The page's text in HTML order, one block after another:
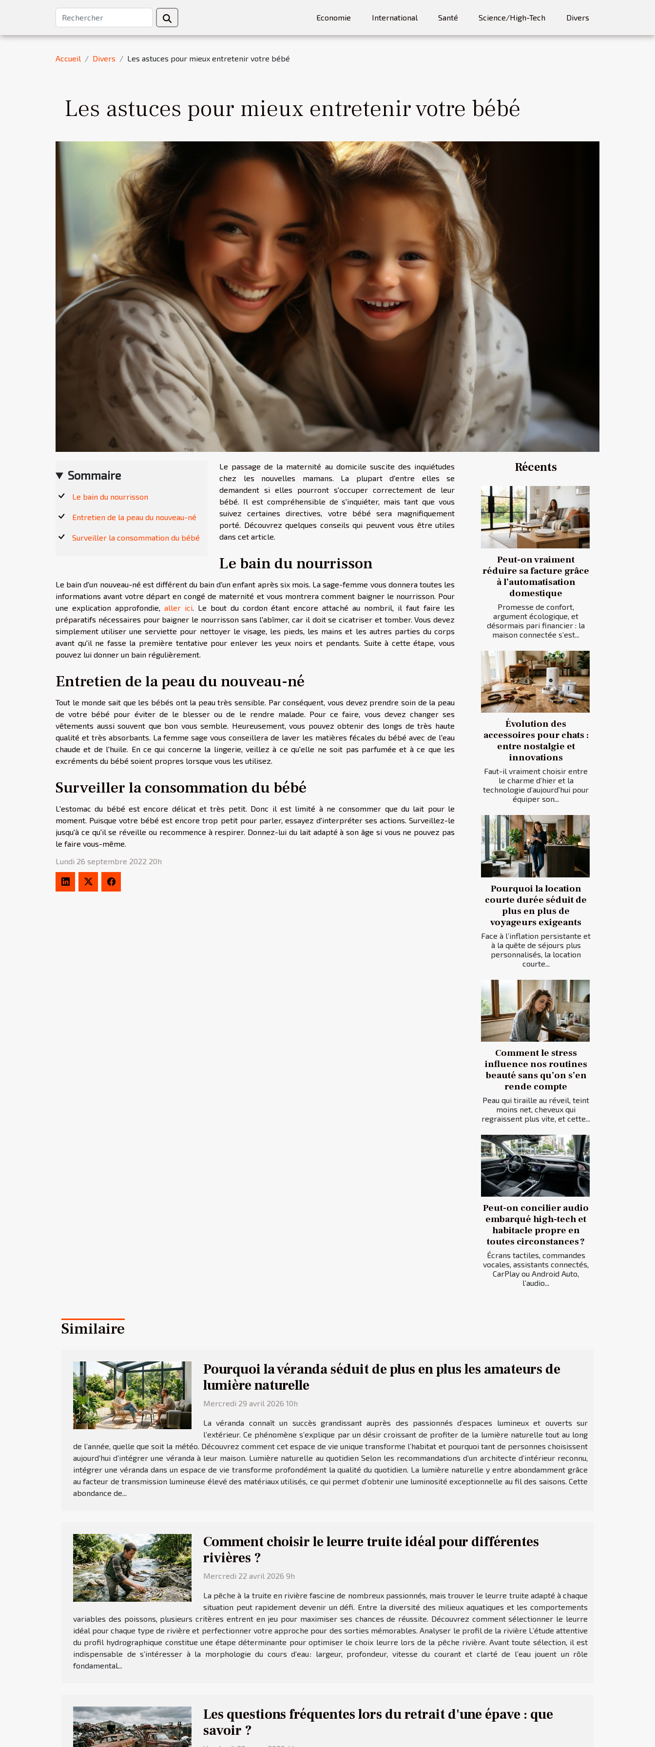
Economie International Santé Science/High-Tech Divers
Accueil Divers Les astuces pour mieux entretenir votre bébé
Les astuces pour mieux entretenir votre bébé
Sommaire
Le bain du nourrisson
Entretien de la peau du nouveau-né
Surveiller la consommation du bébé
Le passage de la maternité au domicile suscite des inquiétudes
chez les nouvelles mamans. La plupart d'entre elles se
demandent si elles pourront s'occuper correctement de leur
bébé. Il est compréhensible de s'inquiéter, mais tant que vous
suivez certaines directives, votre bébé sera magnifiquement
porté. Découvrez quelques conseils qui peuvent vous être utiles
dans cet article.
Le bain du nourrisson
Le bain d'un nouveau-né est différent du bain d'un enfant après six mois. La sage-femme vous donnera toutes les
informations avant votre départ en congé de maternité et vous montrera comment baigner le nourrisson. Pour
une explication approfondie, aller ici. Le bout du cordon étant encore attaché au nombril, il faut faire les
préparatifs nécessaires pour baigner le nourrisson sans l'abîmer, car il doit se cicatriser et tomber. Vous devez
simplement utiliser une serviette pour nettoyer le visage, les pieds, les mains et les autres parties du corps
avant qu'il ne fasse la première tentative pour enlever les yeux noirs et pendants. Suite à cette étape, vous
pouvez lui donner un bain régulièrement.
Entretien de la peau du nouveau-né
Tout le monde sait que les bébés ont la peau très sensible. Par conséquent, vous devez prendre soin de la peau
de votre bébé pour éviter de le blesser ou de le rendre malade. Pour ce faire, vous devez changer ses
vêtements aussi souvent que bon vous semble. Heureusement, vous pouvez obtenir des longs de très haute
qualité et très absorbants. La femme sage vous conseillera de laver les matières fécales du bébé avec de l'eau
chaude et de l'huile. En ce qui concerne la lingerie, veillez à ce qu'elle ne soit pas parfumée et à ce que les
excréments du bébé soient propres lorsque vous les utilisez.
Surveiller la consommation du bébé
L'estomac du bébé est encore délicat et très petit. Donc il est limité à ne consommer que du lait pour le
moment. Puisque votre bébé est encore trop petit pour parler, essayez d'interpréter ses actions. Surveillez-le
jusqu'à ce qu'il se réveille ou recommence à respirer. Donnez-lui du lait adapté à son âge si vous ne pouvez pas
le faire vous-même.
Lundi 26 septembre 2022 20h
Récents
Peut-on vraiment
réduire sa facture grâce
à l’automatisation
domestique
Promesse de confort,
argument écologique, et
désormais pari financier : la
maison connectée s’est...
Évolution des
accessoires pour chats :
entre nostalgie et
innovations
Faut-il vraiment choisir entre
le charme d’hier et la
technologie d’aujourd’hui pour
équiper son...
Pourquoi la location
courte durée séduit de
plus en plus de
voyageurs exigeants
Face à l’inflation persistante et
à la quête de séjours plus
personnalisés, la location
courte...
Comment le stress
influence nos routines
beauté sans qu’on s’en
rende compte
Peau qui tiraille au réveil, teint
moins net, cheveux qui
regraissent plus vite, et cette...
Peut-on concilier audio
embarqué high-tech et
habitacle propre en
toutes circonstances ?
Écrans tactiles, commandes
vocales, assistants connectés,
CarPlay ou Android Auto,
l’audio...
Similaire
Pourquoi la véranda séduit de plus en plus les amateurs de
lumière naturelle
Mercredi 29 avril 2026 10h
La véranda connaît un succès grandissant auprès des passionnés d’espaces lumineux et ouverts sur
l’extérieur. Ce phénomène s’explique par un désir croissant de profiter de la lumière naturelle tout au long
de l’année, quelle que soit la météo. Découvrez comment cet espace de vie unique transforme l’habitat et pourquoi tant de personnes choisissent
aujourd’hui d’intégrer une véranda à leur maison. Lumière naturelle au quotidien Selon les recommandations d’un architecte d’intérieur reconnu,
intégrer une véranda dans un espace de vie transforme profondément la qualité du quotidien. La lumière naturelle y entre abondamment grâce
au facteur de transmission lumineuse élevé des matériaux utilisés, ce qui permet d’obtenir une luminosité exceptionnelle au fil des saisons. Cette
abondance de...
Comment choisir le leurre truite idéal pour différentes
rivières ?
Mercredi 22 avril 2026 9h
La pêche à la truite en rivière fascine de nombreux passionnés, mais trouver le leurre truite adapté à chaque
situation peut rapidement devenir un défi. Entre la diversité des milieux aquatiques et les comportements
variables des poissons, plusieurs critères entrent en jeu pour maximiser ses chances de réussite. Découvrez comment sélectionner le leurre
idéal pour chaque type de rivière et perfectionner votre approche pour des sorties mémorables. Analyser le profil de la rivière L’étude attentive
du profil hydrographique constitue une étape déterminante pour optimiser le choix leurre lors de la pêche rivière. Avant toute sélection, il est
indispensable de s’intéresser à la morphologie du cours d’eau : largeur, profondeur, vitesse du courant et clarté de l’eau jouent un rôle
fondamental...
Les questions fréquentes lors du retrait d'une épave : que
savoir ?